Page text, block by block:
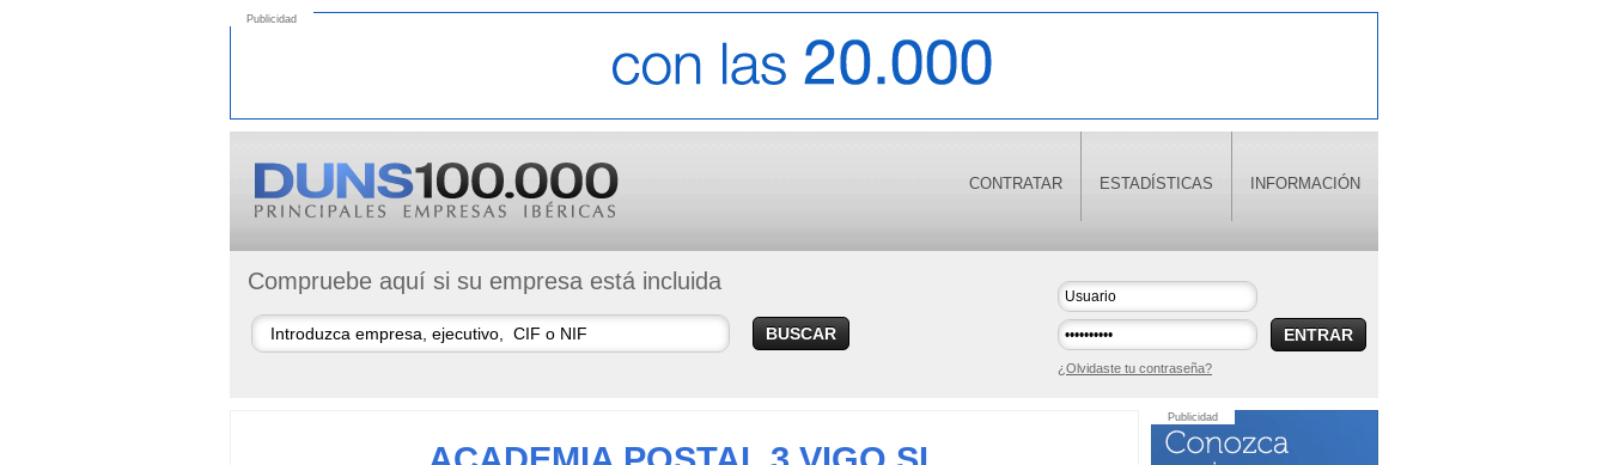
Publicidad
CONTRATAR ESTADÍSTICAS INFORMACIÓN
Compruebe aquí si su empresa está incluida
BUSCAR ENTRAR
¿Olvidaste tu contraseña?
Publicidad